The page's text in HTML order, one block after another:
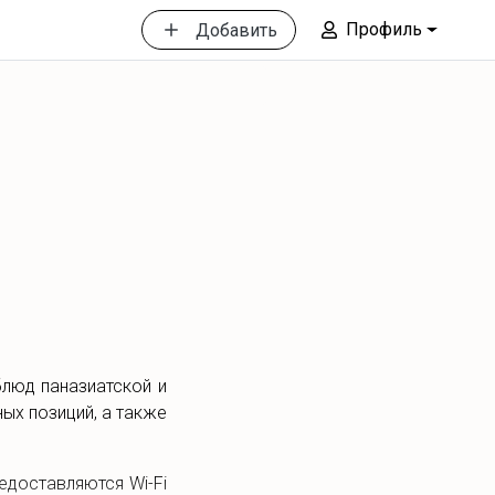
Добавить Профиль
паназиатской и
позиций, а также
Wi-Fi